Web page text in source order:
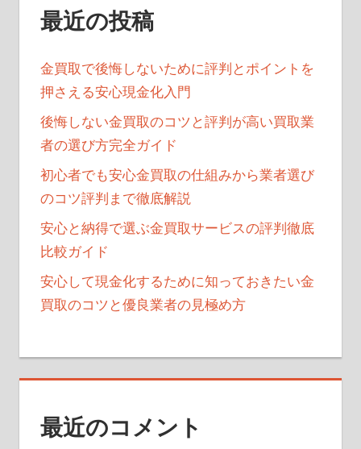
最近の投稿
金買取で後悔しないために評判とポイントを
押さえる安心現金化入門
後悔しない金買取のコツと評判が高い買取業
者の選び方完全ガイド
初心者でも安心金買取の仕組みから業者選び
のコツ評判まで徹底解説
安心と納得で選ぶ金買取サービスの評判徹底
比較ガイド
安心して現金化するために知っておきたい金
買取のコツと優良業者の見極め方
最近のコメント